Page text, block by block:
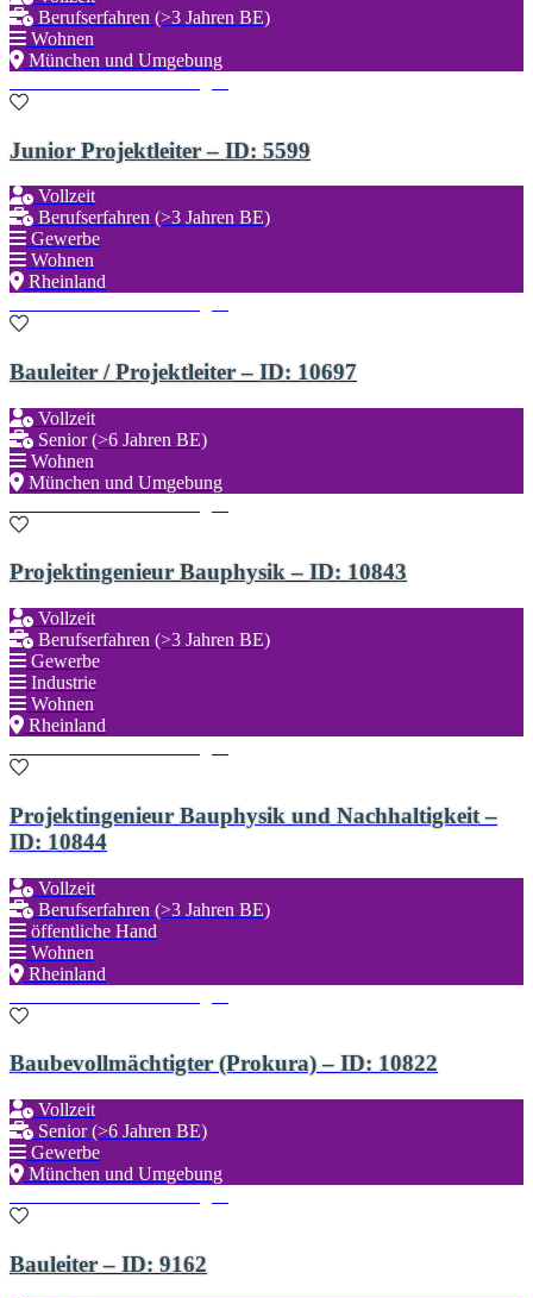
Berufserfahren (>3 Jahren BE)
Wohnen
München und Umgebung
Junior Projektleiter – ID: 5599
Vollzeit
Berufserfahren (>3 Jahren BE)
Gewerbe
Wohnen
Rheinland
Bauleiter / Projektleiter – ID: 10697
Vollzeit
Senior (>6 Jahren BE)
Wohnen
München und Umgebung
Projektingenieur Bauphysik – ID: 10843
Vollzeit
Berufserfahren (>3 Jahren BE)
Gewerbe
Industrie
Wohnen
Rheinland
Projektingenieur Bauphysik und Nachhaltigkeit –
ID: 10844
Vollzeit
Berufserfahren (>3 Jahren BE)
öffentliche Hand
Wohnen
Rheinland
Baubevollmächtigter (Prokura) – ID: 10822
Vollzeit
Senior (>6 Jahren BE)
Gewerbe
München und Umgebung
Bauleiter – ID: 9162